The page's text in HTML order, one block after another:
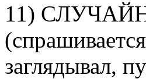
11)
заглядывал,